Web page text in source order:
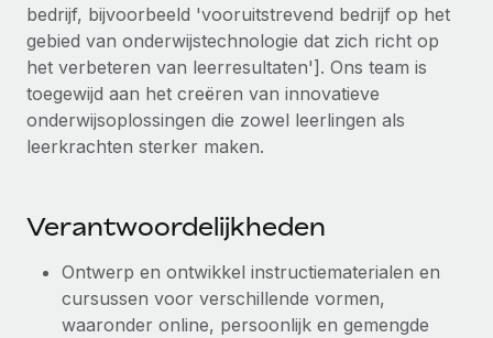
Achtergrondonderzoek
Vereenvoudig het screeningsproces van
kandidaten
Compliance Watchtower
Blijf compliance-risico's voor
Lever en track wereldwijd IT-middelen
Entiteiten oprichten
Stel snel compliant entiteiten op
CASESTUDY'S
Support
Alle bronnen bekijken
BLOG
EOR en PEO
Contractor Management
Belastingen
bedrijf, bijvoorbeeld 'vooruitstrevend bedrijf op het
gebied van onderwijstechnologie dat zich richt op
het verbeteren van leerresultaten']. Ons team is
toegewijd aan het creëren van innovatieve
onderwijsoplossingen die zowel leerlingen als
leerkrachten sterker maken.
Verantwoordelijkheden
Ontwerp en ontwikkel instructiematerialen en
cursussen voor verschillende vormen,
waaronder online, persoonlijk en gemengde